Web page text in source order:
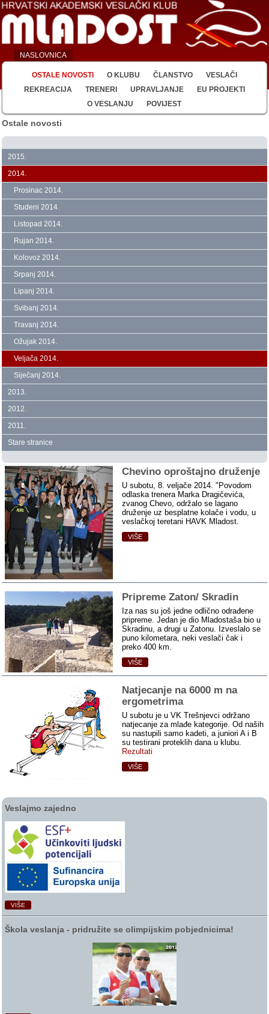
NASLOVNICA
OSTALE NOVOSTI O KLUBU ČLANSTVO
VESLAČI
REKREACIJA
TRENERI UPRAVLJANJE
EU PROJEKTI
O VESLANJU
POVIJEST
Ostale novosti
2015.
2014.
Prosinac 2014.
Studeni 2014.
Listopad 2014.
Rujan 2014.
Kolovoz 2014.
Srpanj 2014.
Lipanj 2014.
Svibanj 2014.
Travanj 2014.
Ožujak 2014.
Veljača 2014.
Siječanj 2014.
2013.
2012.
2011.
Stare stranice
Chevino oproštajno druženje
U subotu, 8. veljače 2014. "Povodom
odlaska trenera Marka Dragičevića,
zvanog Chevo, održalo se lagano
druženje uz besplatne kolače i vodu, u
veslačkoj teretani HAVK Mladost.
VIŠE
Pripreme Zaton/ Skradin
Iza nas su još jedne odlično odrađene
pripreme. Jedan je dio Mladostaša bio u
Skradinu, a drugi u Zatonu. Izveslalo se
puno kilometara, neki veslači čak i
preko 400 km.
VIŠE
Natjecanje na 6000 m na
ergometrima
U subotu je u VK Trešnjevci održano
natjecanje za mlađe kategorije. Od naših
su nastupili samo kadeti, a juniori A i B
su testirani proteklih dana u klubu.
Rezultati
VIŠE
Veslajmo zajedno
VIŠE
Škola veslanja ‑ pridružite se olimpijskim pobjednicima!